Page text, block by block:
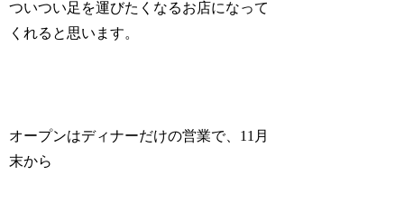
ついつい足を運びたくなるお店になって
くれると思います。
オープンはディナーだけの営業で、11月
末から